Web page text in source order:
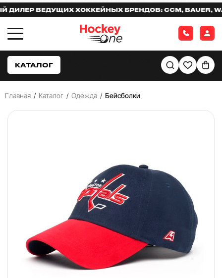
ВЕДУЩИХ ХОККЕЙНЫХ БРЕНДОВ: CCM, BAUER,
КАТАЛОГ
Главная / Каталог / Одежда / Бейсболки